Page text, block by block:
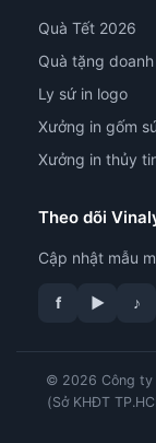
Quà Tết 2026
Quà tặng
Ly sứ in logo
Xưởng in gốm
Xưởng in thủy
Theo dõi
Cập nhật mẫu
f ▶ ♪
© 2026 Công ty
(Sở KHĐT